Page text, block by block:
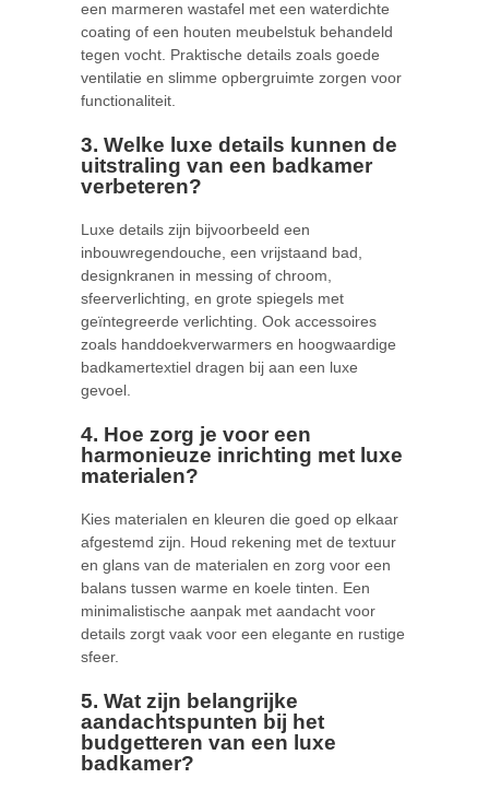
een marmeren wastafel met een waterdichte
coating of een houten meubelstuk behandeld
tegen vocht. Praktische details zoals goede
ventilatie en slimme opbergruimte zorgen voor
functionaliteit.
3. Welke luxe details kunnen de
uitstraling van een badkamer
verbeteren?
Luxe details zijn bijvoorbeeld een
inbouwregendouche, een vrijstaand bad,
designkranen in messing of chroom,
sfeerverlichting, en grote spiegels met
geïntegreerde verlichting. Ook accessoires
zoals handdoekverwarmers en hoogwaardige
badkamertextiel dragen bij aan een luxe
gevoel.
4. Hoe zorg je voor een
harmonieuze inrichting met luxe
materialen?
Kies materialen en kleuren die goed op elkaar
afgestemd zijn. Houd rekening met de textuur
en glans van de materialen en zorg voor een
balans tussen warme en koele tinten. Een
minimalistische aanpak met aandacht voor
details zorgt vaak voor een elegante en rustige
sfeer.
5. Wat zijn belangrijke
aandachtspunten bij het
budgetteren van een luxe
badkamer?